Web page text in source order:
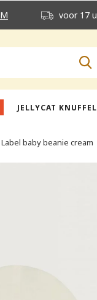
JELLYCAT
voor 17
baby beanie cream